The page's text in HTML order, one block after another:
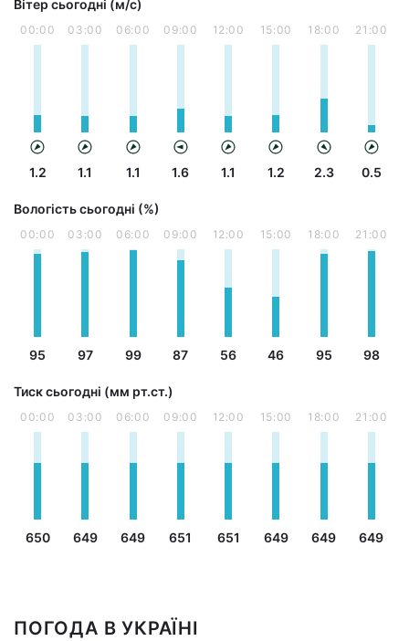
Вітер сьогодні (м/с)
00:00
1.2
03:00
1.1
06:00
1.1
09:00
1.6
12:00
1.1
15:00
1.2
18:00
2.3
21:00
0.5
Вологість сьогодні (%)
00:00
95
03:00
97
06:00
99
09:00
87
12:00
56
15:00
46
18:00
95
21:00
98
Тиск сьогодні (мм рт.ст.)
00:00
650
03:00
649
06:00
649
09:00
651
12:00
651
15:00
649
18:00
649
21:00
649
ПОГОДА В УКРАЇНІ